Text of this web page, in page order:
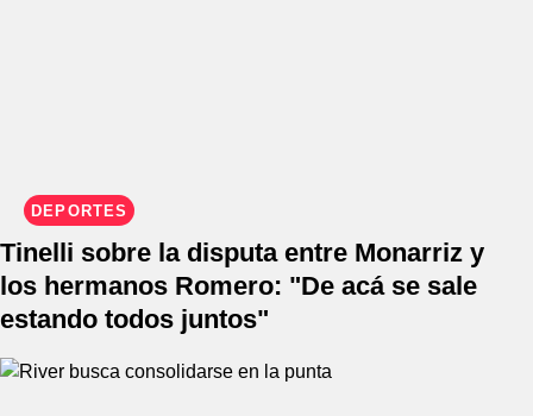
DEPORTES
Tinelli sobre la disputa entre Monarriz y
los hermanos Romero: "De acá se sale
estando todos juntos"